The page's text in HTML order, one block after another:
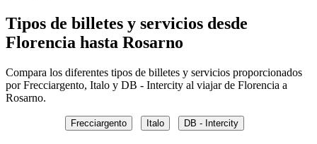
Tipos de billetes y servicios desde
Florencia hasta Rosarno
Compara los diferentes tipos de billetes y servicios proporcionados
por Frecciargento, Italo y DB - Intercity al viajar de Florencia a
Rosarno.
Frecciargento Italo DB - Intercity